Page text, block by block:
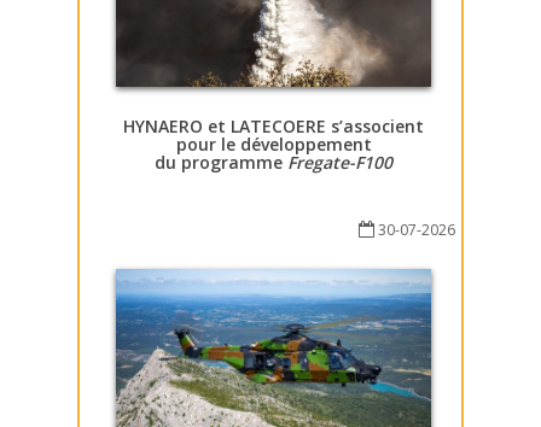
HYNAERO et LATECOERE s’associent
pour le développement
du programme Fregate-F100
30-07-2026